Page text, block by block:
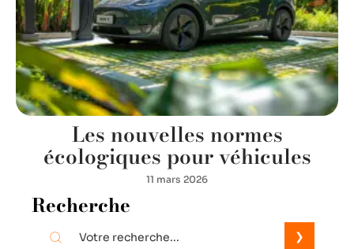
Les nouvelles normes
écologiques pour véhicules
11 mars 2026
Recherche